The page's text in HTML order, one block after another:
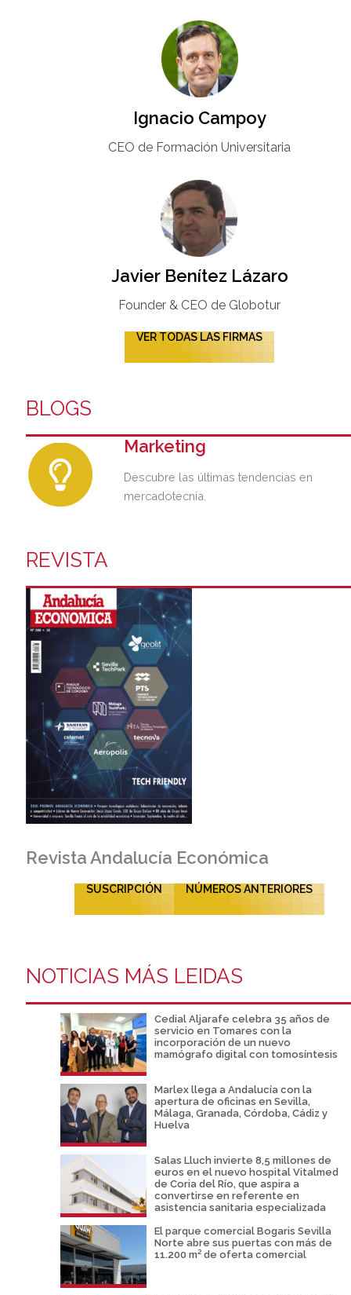
Ignacio Campoy​
CEO de Formación Universitaria​
Javier Benítez Lázaro
Founder & CEO de Globotur​
VER TODAS LAS FIRMAS
BLOGS
Marketing
Descubre las últimas tendencias en
mercadotecnia.
REVISTA
Revista Andalucía Económica
SUSCRIPCIÓN NÚMEROS ANTERIORES
NOTICIAS MÁS LEIDAS
Cedial Aljarafe celebra 35 años de
servicio en Tomares con la
incorporación de un nuevo
mamógrafo digital con tomosíntesis
Marlex llega a Andalucía con la
apertura de oficinas en Sevilla,
Málaga, Granada, Córdoba, Cádiz y
Huelva
Salas Lluch invierte 8,5 millones de
euros en el nuevo hospital Vitalmed
de Coria del Río, que aspira a
convertirse en referente en
asistencia sanitaria especializada
El parque comercial Bogaris Sevilla
Norte abre sus puertas con más de
11.200 m² de oferta comercial